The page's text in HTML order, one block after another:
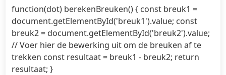
function(dot) berekenBreuken() { const breuk1 =
document.getElementById('breuk1').value; const
breuk2 = document.getElementById('breuk2').value;
// Voer hier de bewerking uit om de breuken af te
trekken const resultaat = breuk1 - breuk2; return
resultaat; }